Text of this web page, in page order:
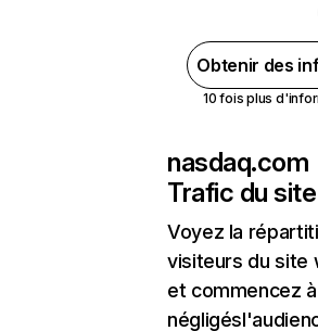
Obtenir des
10 fois plus
nasdaq.com
Trafic du
Voyez la
visiteurs du site
et commencez